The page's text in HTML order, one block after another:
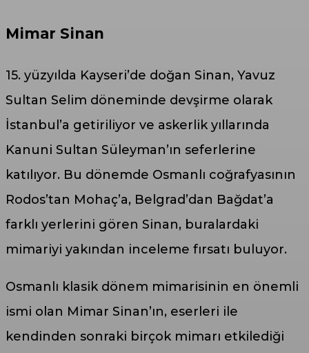
Mimar Sinan
15. yüzyılda Kayseri’de doğan Sinan, Yavuz
Sultan Selim döneminde devşirme olarak
İstanbul’a getiriliyor ve askerlik yıllarında
Kanuni Sultan Süleyman’ın seferlerine
katılıyor. Bu dönemde Osmanlı coğrafyasının
Rodos’tan Mohaç’a, Belgrad’dan Bağdat’a
farklı yerlerini gören Sinan, buralardaki
mimariyi yakından inceleme fırsatı buluyor.
Osmanlı klasik dönem mimarisinin en önemli
ismi olan Mimar Sinan’ın, eserleri ile
kendinden sonraki birçok mimarı etkilediği